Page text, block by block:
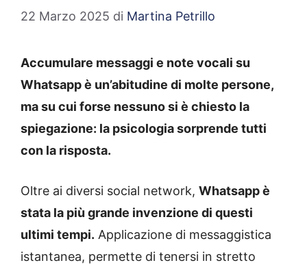
22 Marzo 2025 di Martina Petrillo
Accumulare messaggi e note vocali su
Whatsapp è un’abitudine di molte persone,
ma su cui forse nessuno si è chiesto la
spiegazione: la psicologia sorprende tutti
con la risposta.
Oltre ai diversi social network, Whatsapp è
stata la più grande invenzione di questi
ultimi tempi. Applicazione di messaggistica
istantanea, permette di tenersi in stretto